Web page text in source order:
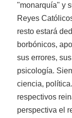
"monarquía" y
Reyes
resto estará
borbónicos,
sus errores,
psicología.
ciencia,
respectivos
perspectiva el